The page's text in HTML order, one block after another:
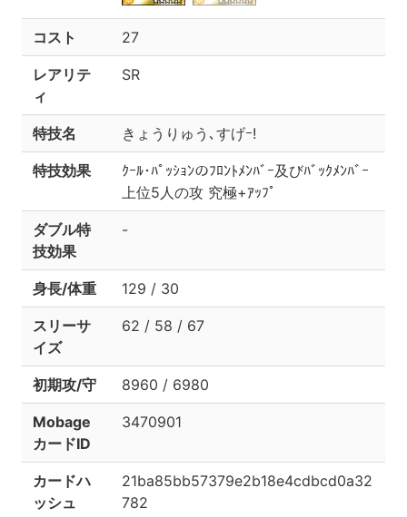
コスト 27
レアリテ
ィ
SR
特技名 きょうりゅう､すげｰ!
特技効果
ｸｰﾙ･ﾊﾟｯｼｮﾝのﾌﾛﾝﾄﾒﾝﾊﾞｰ及びﾊﾞｯｸﾒﾝﾊﾞｰ
上位5人の攻 究極+ｱｯﾌﾟ
ダブル特
技効果
-
身長/体重 129 / 30
スリーサ
イズ
62 / 58 / 67
初期攻/守 8960 / 6980
Mobage
カードID
3470901
カードハ
ッシュ
21ba85bb57379e2b18e4cdbcd0a32
782